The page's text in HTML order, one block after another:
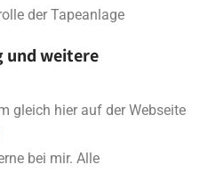
der Tapeanlage
und weitere
gleich hier auf der Webseite
bei mir. Alle